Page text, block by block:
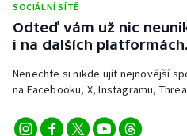
SOCIÁLNÍ SÍTĚ
Odteď vám už nic
i na dalších platformách.
Nenechte si nikde ujít nejnovější
na Facebooku, X, Instagramu,